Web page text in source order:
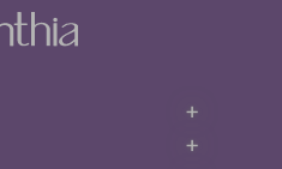
+
+